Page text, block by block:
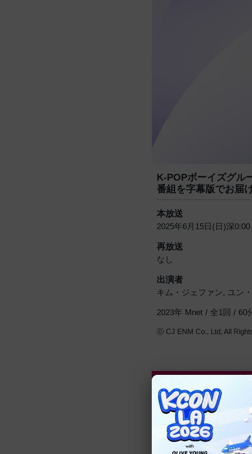
K-POPボーイズグル
番組を字幕版でお届
本放送
2025年6月15日(日)深
再放送
なし
出演者
キム・ジェファン, ユン
2023年 Mnet / 全1回 / 60
ⓒ CJ ENM Co., Ltd, All